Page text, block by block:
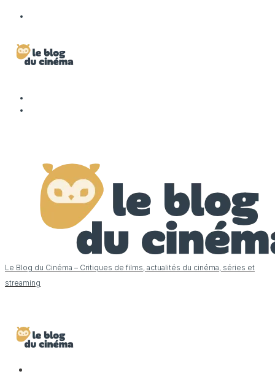
Le Blog du Cinéma – Critiques de films, actualités du cinéma, séries et
streaming